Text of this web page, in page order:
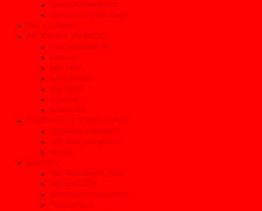
Ηλεκτρικά αυτοκίνητα
Παρουσιάσεις Μοντέλων
Όλες οι ειδήσεις
ΠΡΟΙΟΝΤΑ & ΥΠΗΡΕΣΙΕΣ
Βρες Επαγγελματία
Ελαστικά
After sales
Ανταλλακτικά
Συνεργεία
Αξεσουάρ
Φανοποιεία
ΣΥΜΒΟΥΛΕΣ & ΤΕΧΝΙΚΑ ΑΡΘΡΑ
Συμβουλές οικονομίας
Οδηγείστε με ασφάλεια
Τεχνικά
ΧΡΗΣΙΜΑ
Τέλη κυκλοφορίας 2026
Τεκμήρια 2026
Μεταβίβαση αυτοκινήτου
Τιμές Διοδίων